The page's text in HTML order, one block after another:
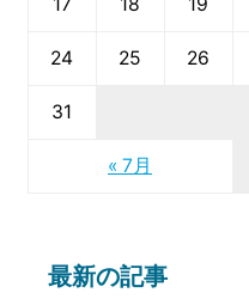
« 7月
17 18 19
24 25 26
31
最新の記事